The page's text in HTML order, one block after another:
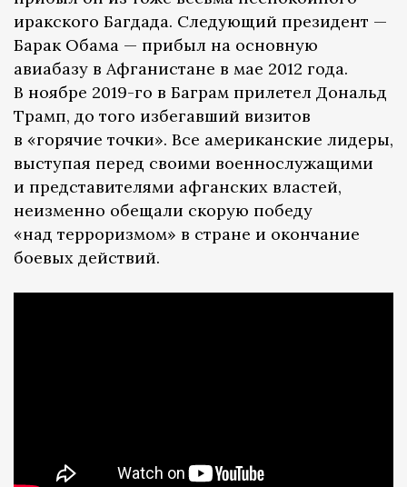
иракского Багдада. Следующий президент —
Барак Обама — прибыл на основную
авиабазу в Афганистане в мае 2012 года.
В ноябре 2019-го в Баграм прилетел Дональд
Трамп, до того избегавший визитов
в «горячие точки». Все американские лидеры,
выступая перед своими военнослужащими
и представителями афганских властей,
неизменно обещали скорую победу
«над терроризмом» в стране и окончание
боевых действий.